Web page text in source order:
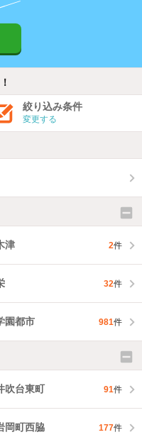
絞り込み条件
変更する
津 2件
32件
園都市 981件
吹台東町 91件
岡町西脇 177件